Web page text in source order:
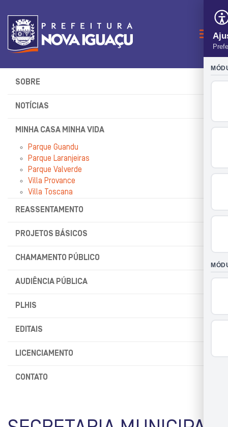
SOBRE
NOTÍCIAS
MINHA CASA MINHA VIDA
Parque Guandu
Parque Laranjeiras
Parque Valverde
Villa Provance
Villa Toscana
REASSENTAMENTO
PROJETOS BÁSICOS
CHAMAMENTO PÚBLICO
AUDIÊNCIA PÚBLICA
PLHIS
EDITAIS
LICENCIAMENTO
CONTATO